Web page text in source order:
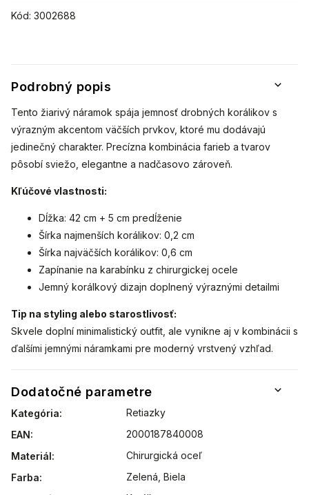
Kód: 3002688
Podrobný popis
Tento žiarivý náramok spája jemnosť drobných korálikov s
výrazným akcentom väčších prvkov, ktoré mu dodávajú
jedinečný charakter. Precízna kombinácia farieb a tvarov
pôsobí sviežo, elegantne a nadčasovo zároveň.
Kľúčové vlastnosti:
Dĺžka: 42 cm + 5 cm predĺženie
Šírka najmenších korálikov: 0,2 cm
Šírka najväčších korálikov: 0,6 cm
Zapínanie na karabínku z chirurgickej ocele
Jemný korálkový dizajn doplnený výraznými detailmi
Tip na styling alebo starostlivosť:
Skvele doplní minimalistický outfit, ale vynikne aj v kombinácii s
ďalšími jemnými náramkami pre moderný vrstvený vzhľad.
Dodatočné parametre
Kategória:
Retiazky
EAN:
2000187840008
Materiál:
Chirurgická oceľ
Farba: Zelená Biela